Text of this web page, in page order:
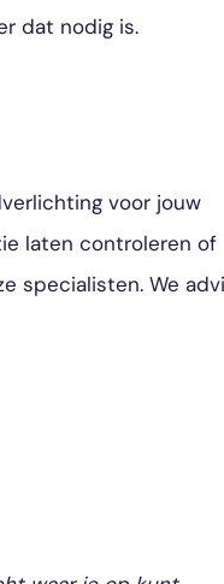
dat nodig is.
voor jouw
laten controleren of
specialisten. We